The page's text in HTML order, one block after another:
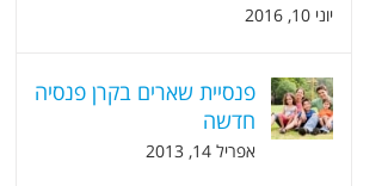
יוני 10, 2016
פנסיית שארים בקרן פנסיה
חדשה
אפריל 14, 2013